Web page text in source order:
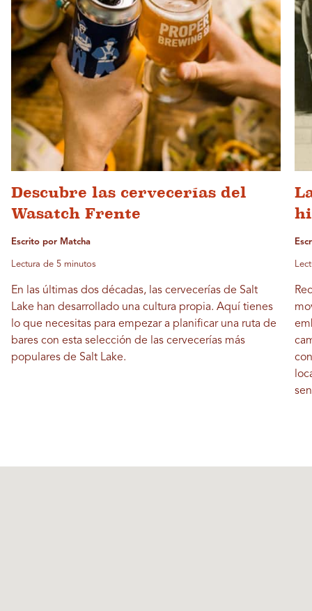
Descubre las cervecerías del
Wasatch Frente
Escrito por Matcha
Lectura de 5 minutos
En las últimas dos décadas, las cervecerías de Salt
Lake han desarrollado una cultura propia. Aquí tienes
lo que necesitas para empezar a planificar una ruta de
bares con esta selección de las cervecerías más
populares de Salt Lake.